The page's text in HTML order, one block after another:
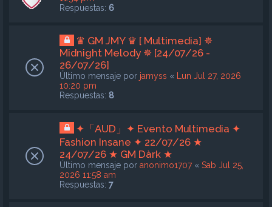
Respuestas: 6
♛ GM JMY ♛ [ Multimedia] ✵
Midnight Melody ✵ [24/07/26 -
26/07/26]
Último mensaje por jamyss «
Lun Jul 27, 2026
10:20 pm
Respuestas: 8
✦「AUD」✦ Evento Multimedia ✦
Fashion Insane ✦ 22/07/26 ★
24/07/26 ★ GM Dàrk ★
Último mensaje por anonimo1707« Sab Jul 25,
2026 11:58 am
Respuestas: 7